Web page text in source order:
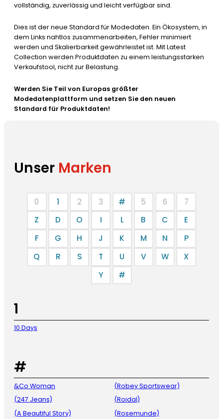
vollständig, zuverlässig und leicht verfügbar sind.
Dies ist der neue Standard für Modedaten. Ein Ökosystem, in
dem Links nahtlos zusammenarbeiten, Fehler minimiert
werden und Skalierbarkeit gewährleistet ist. Mit Latest
Collection werden Produktdaten zu einem leistungsstarken
Verkaufstool, nicht zur Belastung.
Werden Sie Teil von Europas größter
Modedatenplattform und setzen Sie den neuen
Standard für Produktdaten!
Unser Marken
0 1 2 3 # 5 6
7
Z
D O I L B C
E
F
G H J K M N
P
Q
R S T U V W
X
Y
#
1
10 Days
#
&Co Woman
(247 Jeans)
(A Beautiful Story)
(Robey Sportswear)
(Roidal)
(Rosemunde)